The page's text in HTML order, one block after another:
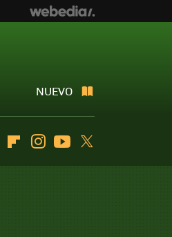
NUEVO
FlipboardInstagramYoutube